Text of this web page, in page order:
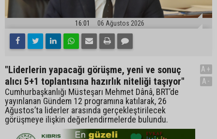
16:01 06 Ağustos 2026
"Liderlerin yapacağı görüşme, yeni ve sonuç
alıcı 5+1 toplantısına hazırlık niteliği taşıyor"
Cumhurbaşkanlığı Müsteşarı Mehmet Dânâ, BRT’de
yayınlanan Gündem 12 programına katılarak, 26
Ağustos’ta liderler arasında gerçekleştirilecek
görüşmeye ilişkin değerlendirmelerde bulundu.
A+
A-